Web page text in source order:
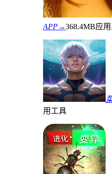
APP→368.4MB应
用工具